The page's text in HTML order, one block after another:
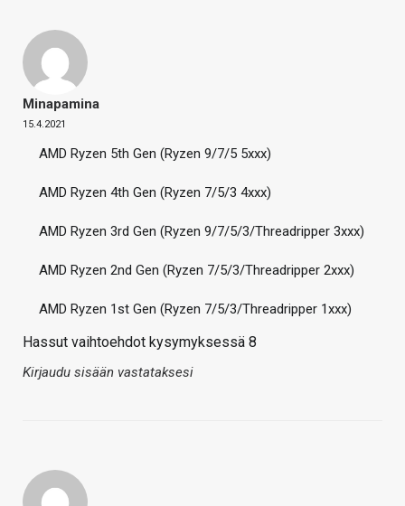
Minapamina
15.4.2021
AMD Ryzen 5th Gen (Ryzen 9/7/5 5xxx)
AMD Ryzen 4th Gen (Ryzen 7/5/3 4xxx)
AMD Ryzen 3rd Gen (Ryzen 9/7/5/3/Threadripper 3xxx)
AMD Ryzen 2nd Gen (Ryzen 7/5/3/Threadripper 2xxx)
AMD Ryzen 1st Gen (Ryzen 7/5/3/Threadripper 1xxx)
Hassut vaihtoehdot kysymyksessä 8
Kirjaudu sisään vastataksesi